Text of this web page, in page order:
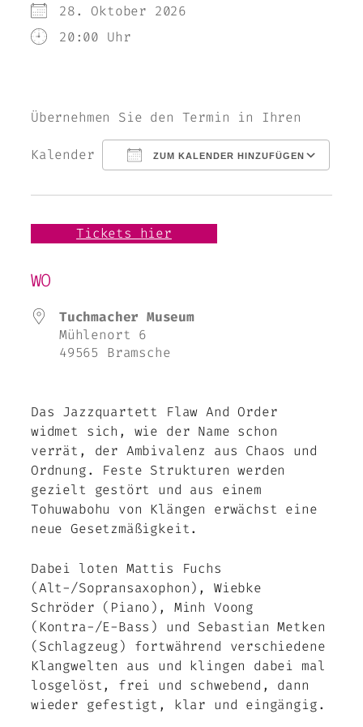
28. Oktober 2026
20:00 Uhr
Übernehmen Sie den Termin in Ihren
Kalender ZUM KALENDER HINZUFÜGEN
Tickets hier
WO
Tuchmacher Museum
Mühlenort 6
49565 Bramsche
Das Jazzquartett Flaw And Order
widmet sich, wie der Name schon
verrät, der Ambivalenz aus Chaos und
Ordnung. Feste Strukturen werden
gezielt gestört und aus einem
Tohuwabohu von Klängen erwächst eine
neue Gesetzmäßigkeit.
Dabei loten Mattis Fuchs
(Alt-/Sopransaxophon), Wiebke
Schröder (Piano), Minh Voong
(Kontra-/E-Bass) und Sebastian Metken
(Schlagzeug) fortwährend verschiedene
Klangwelten aus und klingen dabei mal
losgelöst, frei und schwebend, dann
wieder gefestigt, klar und eingängig.